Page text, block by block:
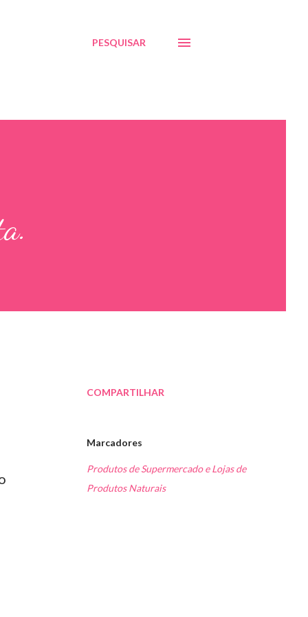
PESQUISAR
COMPARTILHAR
Marcadores
Produtos de Supermercado e Lojas de
Produtos Naturais